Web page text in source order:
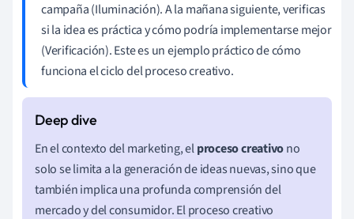
campaña (Iluminación). A la mañana siguiente, verificas
si la idea es práctica y cómo podría implementarse mejor
(Verificación). Este es un ejemplo práctico de cómo
funciona el ciclo del proceso creativo.
En el contexto del marketing, elproceso creativono
solo se limita a la generación de ideas nuevas, sino que
también implica una profunda comprensión del
mercado y del consumidor. El proceso creativo